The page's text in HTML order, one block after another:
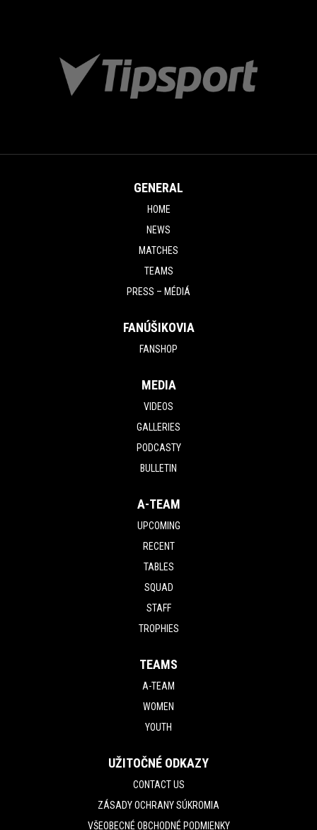
GENERAL
HOME
NEWS
MATCHES
TEAMS
PRESS – MÉDIÁ
FANÚŠIKOVIA
FANSHOP
MEDIA
VIDEOS
GALLERIES
PODCASTY
BULLETIN
A-TEAM
UPCOMING
RECENT
TABLES
SQUAD
STAFF
TROPHIES
TEAMS
A-TEAM
WOMEN
YOUTH
UŽITOČNÉ ODKAZY
CONTACT US
ZÁSADY OCHRANY SÚKROMIA
VŠEOBECNÉ OBCHODNÉ PODMIENKY